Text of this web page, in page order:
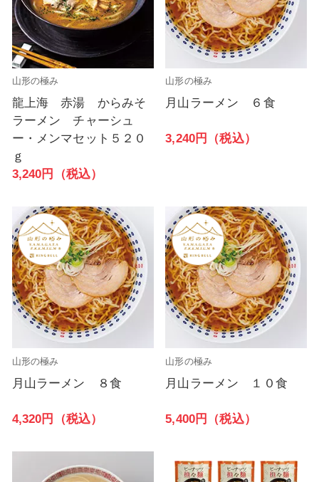
山形の極み
龍上海 赤湯 からみそ
ラーメン チャーシュ
ー・メンマセット５２０
ｇ
3,240円（税込）
山形の極み
月山ラーメン ６食
3,240円（税込）
山形の極み
月山ラーメン ８食
4,320円（税込）
山形の極み
月山ラーメン １０食
5,400円（税込）